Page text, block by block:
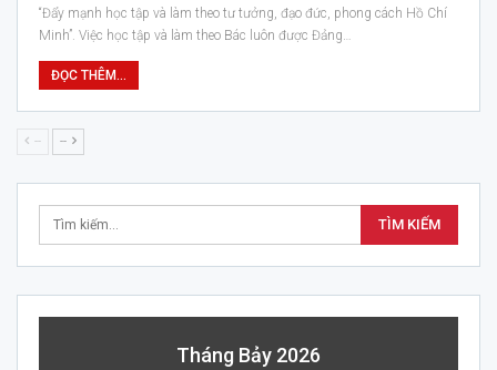
“Đẩy mạnh học tập và làm theo tư tưởng, đạo đức, phong cách Hồ Chí
Minh”. Việc học tập và làm theo Bác luôn được Đảng…
ĐỌC THÊM...
-- --
Tháng Bảy 2026